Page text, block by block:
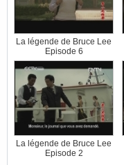
La légende de Bruce Lee
Episode 6
La légende de Bruce Lee
Episode 2